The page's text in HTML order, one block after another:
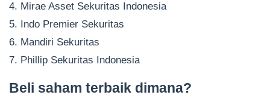
4. Mirae Asset Sekuritas Indonesia
5. Indo Premier Sekuritas
6. Mandiri Sekuritas
7. Phillip Sekuritas Indonesia
Beli saham terbaik dimana?